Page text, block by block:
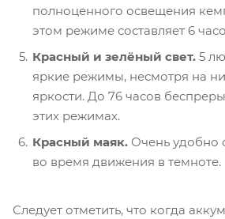
полноценного освещения
этом режиме составляет 6
Красный и зелёный свет. 5
яркие режимы, несмотря на
яркости. До 76 часов
этих режимах.
Красный маяк. Очень удобно
во время движения в темноте.
Следует отметить, что когда